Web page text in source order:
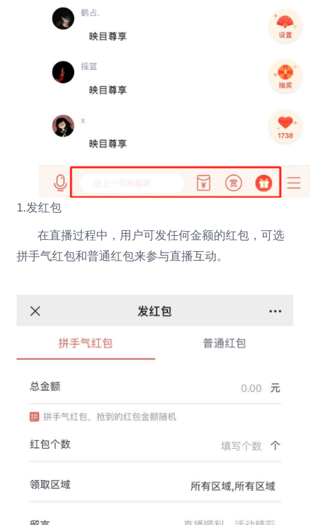
1.发红包
在直播过程中，用户可发任何金额的红包，可选
拼手气红包和普通红包来参与直播互动。